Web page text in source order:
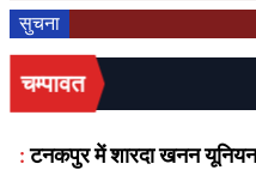
सुचना
चम्पावत
:टनकपुर में शारदा खनन